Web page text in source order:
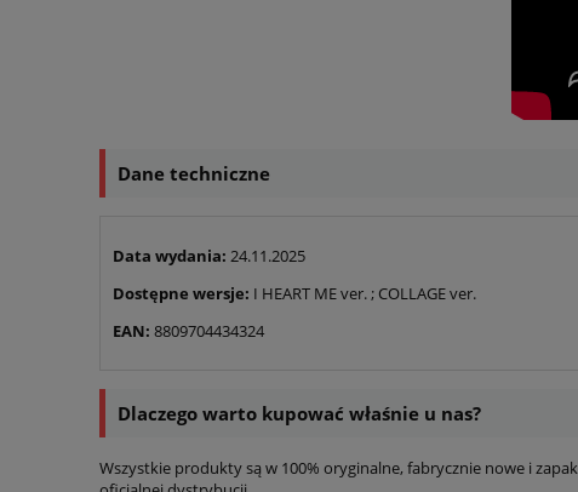
Dane techniczne
Data wydania: 24.11.2025
Dostępne wersje: I HEART ME ver. ; COLLAGE ver.
EAN: 8809704434324
Dlaczego warto kupować właśnie u nas?
Wszystkie produkty są w 100% oryginalne, fabrycznie nowe i